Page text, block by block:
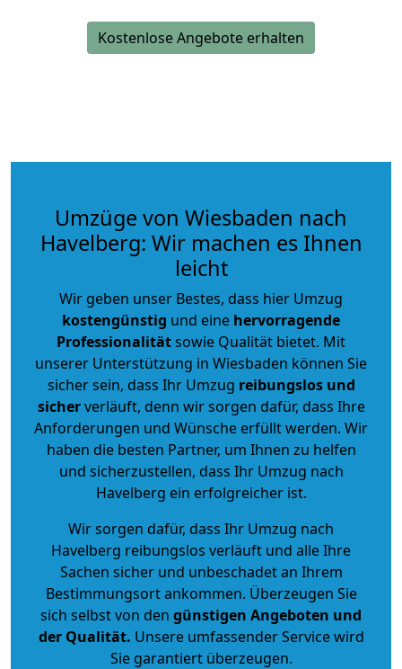
Kostenlose Angebote erhalten
Umzüge von Wiesbaden nach
Havelberg: Wir machen es Ihnen
leicht
Wir geben unser Bestes, dass hier Umzug
kostengünstig und eine hervorragende
Professionalitätsowie Qualität bietet. Mit
unserer Unterstützung in Wiesbaden können Sie
sicher sein, dass Ihr Umzug reibungslos und
sicherverläuft, denn wir sorgen dafür, dass Ihre
Anforderungen und Wünsche erfüllt werden. Wir
haben die besten Partner, um Ihnen zu helfen
und sicherzustellen, dass Ihr Umzug nach
Havelberg ein erfolgreicher ist.
Wir sorgen dafür, dass Ihr Umzug nach
Havelberg reibungslos verläuft und alle Ihre
Sachen sicher und unbeschadet an Ihrem
Bestimmungsort ankommen. Überzeugen Sie
sich selbst von den günstigen Angeboten und
der Qualität. Unsere umfassender Service wird
Sie garantiert überzeugen.